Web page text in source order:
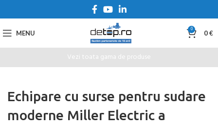
MENU 0 0€
Vezi toata gama de produse
Echipare cu surse pentru sudare
moderne Miller Electric a